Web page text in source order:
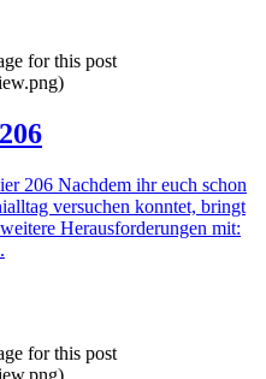
206 Nachdem ihr euch schon
versuchen konntet, bringt
Herausforderungen mit: